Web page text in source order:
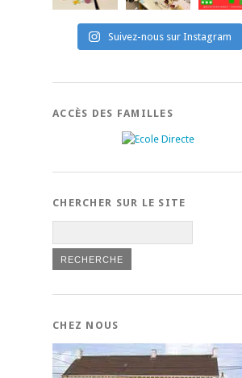
Suivez-nous sur Instagram
ACCÈS DES FAMILLES
CHERCHER SUR LE SITE
CHEZ NOUS